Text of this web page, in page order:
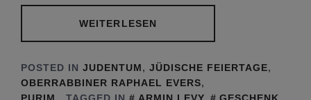
WEITERLESEN
POSTED IN JUDENTUM, JÜDISCHE FEIERTAGE,
OBERRABBINER RAPHAEL EVERS,
PURIM
TAGGED IN ARMIN LEVY, GESCHENK,